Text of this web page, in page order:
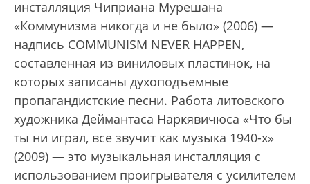
инсталляция Чиприана Мурешана
«Коммунизма никогда и не было» (2006) —
надпись COMMUNISM NEVER HAPPEN,
составленная из виниловых пластинок, на
которых записаны духоподъемные
пропагандистские песни. Работа литовского
художника Деймантаса Наркявичюса «Что бы
ты ни играл, все звучит как музыка 1940-х»
(2009) — это музыкальная инсталляция с
использованием проигрывателя с усилителем